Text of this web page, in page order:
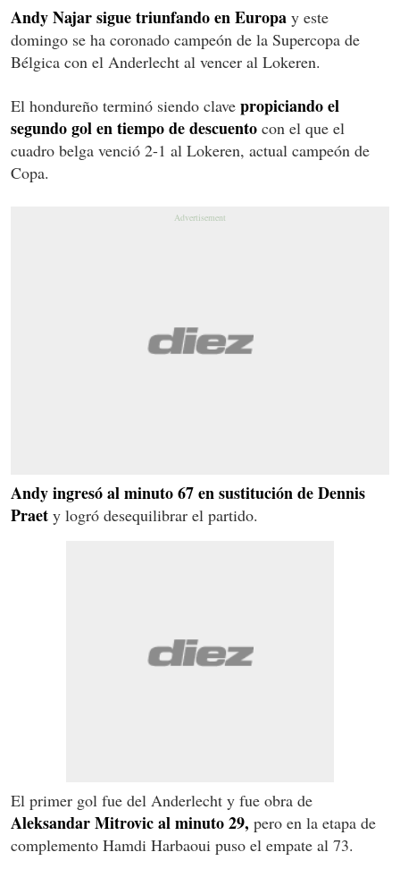
Andy Najar sigue triunfando en Europa y este
domingo se ha coronado campeón de la Supercopa de
Bélgica con el Anderlecht al vencer al Lokeren.
El hondureño terminó siendo clave propiciando el
segundo gol en tiempo de descuento con el que el
cuadro belga venció 2-1 al Lokeren, actual campeón de
Copa.
Andy ingresó al minuto 67 en sustitución de Dennis
Praet y logró desequilibrar el partido.
El primer gol fue del Anderlecht y fue obra de
Aleksandar Mitrovic al minuto 29, pero en la etapa de
complemento Hamdi Harbaoui puso el empate al 73.